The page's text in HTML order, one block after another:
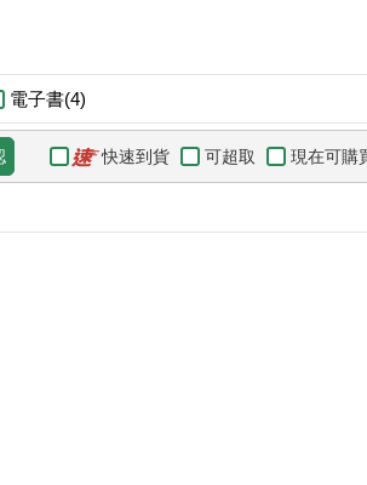
電子書(4)
快速到貨 可超取 現在可購